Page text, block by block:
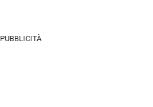
PUBBLICITÀ